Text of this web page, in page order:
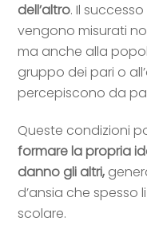
dell’altro. Il
vengono misurati
ma anche alla
gruppo dei pari o
percepiscono da
Queste condizioni
formare la propria
danno gli altri,
d’ansia che
scolare.